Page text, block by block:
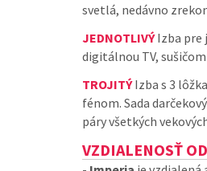
svetlá, nedávno
JEDNOTLIVÝIzba pre
digitálnou TV,
TROJITÝIzba s 3
fénom. Sada
páry všetkých
VZDIALENOSŤ